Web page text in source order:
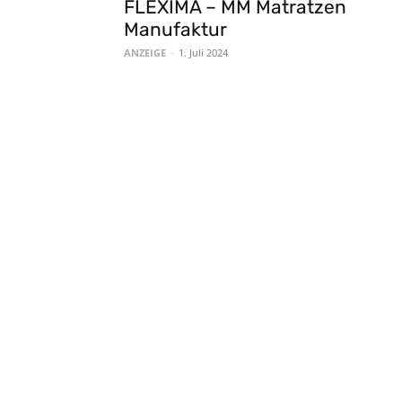
FLEXIMA – MM Matratzen
Manufaktur
ANZEIGE - 1. Juli 2024